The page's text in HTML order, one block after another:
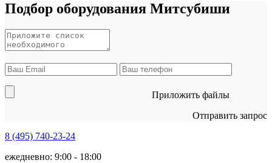
Подбор оборудования Митсубиши
Приложить файлы
Отправить запрос
8 (495) 740-23-24
ежедневно: 9:00 - 18:00